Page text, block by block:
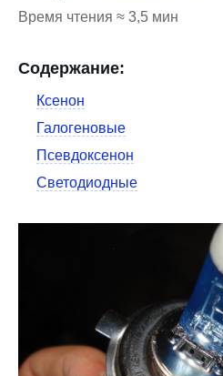
Время чтения ≈ 3,5 мин
Содержание:
Ксенон
Галогеновые
Псевдоксенон
Светодиодные